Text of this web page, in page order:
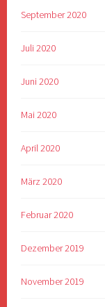
September 2020
Juli 2020
Juni 2020
Mai 2020
April 2020
März 2020
Februar 2020
Dezember 2019
November 2019